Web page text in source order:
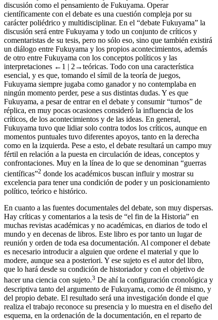
elementos para complementarlo y ser capaces de explicar tanto la
discusión como el pensamiento de Fukuyama. Operar
científicamente con el debate es una cuestión compleja por su
carácter poliédrico y multidisciplinar. En el “debate Fukuyama” la
discusión será entre Fukuyama y todo un conjunto de críticos y
comentaristas de su tesis, pero no sólo eso, sino que también existirá
un diálogo entre Fukuyama y los propios acontecimientos, además
de otro entre Fukuyama con los conceptos políticos y las
interpretaciones←1 |2→teóricas. Todo con una característica
esencial, y es que, tomando el símil de la teoría de juegos,
Fukuyama siempre jugaba como ganador y no contemplaba en
ningún momento perder, pese a sus distintas dudas. Y es que
Fukuyama, a pesar de entrar en el debate y consumir “turnos” de
réplica, en muy pocas ocasiones consideró la influencia de los
críticos, de los acontecimientos y de las ideas. En general,
Fukuyama tuvo que lidiar solo contra todos los críticos, aunque en
momentos puntuales tuvo diferentes apoyos, tanto en la derecha
como en la izquierda. Pese a esto, el debate resultará un campo muy
fértil en relación a la puesta en circulación de ideas, conceptos y
confrontaciones. Muy en la línea de lo que se denominan “guerras
científicas” 2donde los académicos buscan influir y mostrar su
excelencia para tener una condición de poder y un posicionamiento
En cuanto a las fuentes documentales del debate, son muy dispersas.
Hay críticas y comentarios a la tesis de “el fin de la Historia” en
muchas revistas académicas y no académicas, en diarios de todo el
mundo y en decenas de libros. Este libro es por tanto un lugar de
reunión y orden de toda esa documentación. Al componer el debate
es necesario introducir a alguien que ordene el material y que lo
modere, aunque sea a posteriori. Y ese sujeto es el autor del libro,
que lo hará desde su condición de historiador y con el objetivo de
hacer una ciencia con sujeto.3De ahí la configuración cronológica y
descriptiva tanto del argumento de Fukuyama, como de él mismo, y
del propio debate. El resultado será una investigación donde el que
realiza el trabajo reconoce su presencia y lo muestra en el diseño del